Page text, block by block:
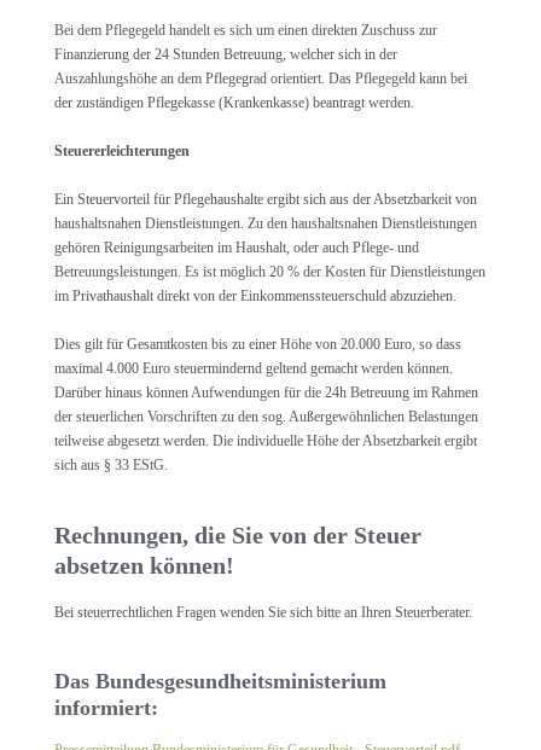
Bei dem Pflegegeld handelt es sich um einen direkten Zuschuss zur
Finanzierung der 24 Stunden Betreuung, welcher sich in der
Auszahlungshöhe an dem Pflegegrad orientiert. Das Pflegegeld kann bei
der zuständigen Pflegekasse (Krankenkasse) beantragt werden.
Steuererleichterungen
Ein Steuervorteil für Pflegehaushalte ergibt sich aus der Absetzbarkeit von
haushaltsnahen Dienstleistungen. Zu den haushaltsnahen Dienstleistungen
gehören Reinigungsarbeiten im Haushalt, oder auch Pflege- und
Betreuungsleistungen. Es ist möglich 20 % der Kosten für Dienstleistungen
im Privathaushalt direkt von der Einkommenssteuerschuld abzuziehen.
Dies gilt für Gesamtkosten bis zu einer Höhe von 20.000 Euro, so dass
maximal 4.000 Euro steuermindernd geltend gemacht werden können.
Darüber hinaus können Aufwendungen für die 24h Betreuung im Rahmen
der steuerlichen Vorschriften zu den sog. Außergewöhnlichen Belastungen
teilweise abgesetzt werden. Die individuelle Höhe der Absetzbarkeit ergibt
sich aus § 33 EStG.
Rechnungen, die Sie von der Steuer
absetzen können!
Bei steuerrechtlichen Fragen wenden Sie sich bitte an Ihren Steuerberater.
Das Bundesgesundheitsministerium
informiert: